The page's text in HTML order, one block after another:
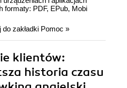
formaty: PDF, EPub, Mobi
zakładki Pomoc »
klientów:
historia czasu